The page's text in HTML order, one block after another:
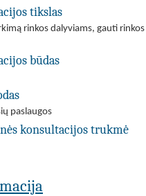
tikslas
rinkos dalyviams, gauti
būdas
paslaugos
konsultacijos trukmė